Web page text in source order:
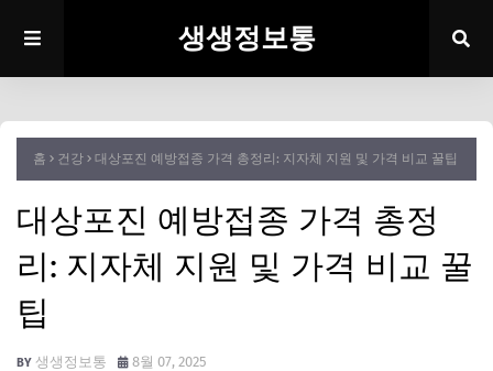
생생정보통
홈 건강 대상포진 예방접종 가격 총정리: 지자체 지원 및 가격 비교 꿀팁
대상포진 예방접종 가격 총정
리: 지자체 지원 및 가격 비교 꿀
팁
생생정보통 8월 07, 2025